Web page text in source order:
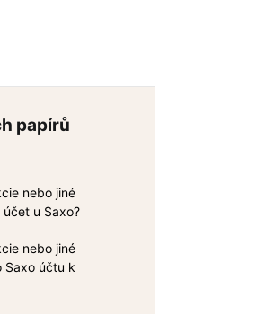
papírů
nebo jiné
u Saxo?
nebo jiné
Saxo účtu k